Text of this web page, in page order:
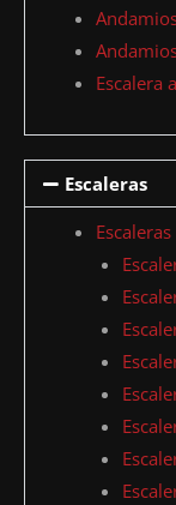
Escalera
Escaleras
Escaleras